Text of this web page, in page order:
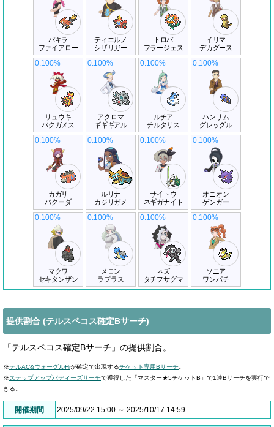
パキラ
ファイアロー
ティエルノ
シザリガー
トロバ
フラージェス
イリマ
デカグース
リュウキ
バクガメス
0.100%
アクロマ
ギギギアル
0.100%
ルチア
チルタリス
0.100%
ハンサム
グレッグル
0.100%
カガリ
バクーダ
0.100%
ルリナ
カジリガメ
0.100%
サイトウ
ネギガナイト
0.100%
オニオン
ゲンガー
0.100%
マクワ
セキタンザン
0.100%
メロン
ラプラス
0.100%
ネズ
タチフサグマ
0.100%
ソニア
ワンパチ
0.100%
提供割合 (テルスペコス確定Bサーチ)
「テルスペコス確定Bサーチ」の提供割合。
※テルAC&ウォーグルHiが確定で出現するチケット専用Bサーチ
※ステップアップバディーズサーチで獲得した「マスター★5チケットB」で1連Bサーチを実行で
きる。
開催期間 2025/09/22 15:00 ～ 2025/10/17 14:59